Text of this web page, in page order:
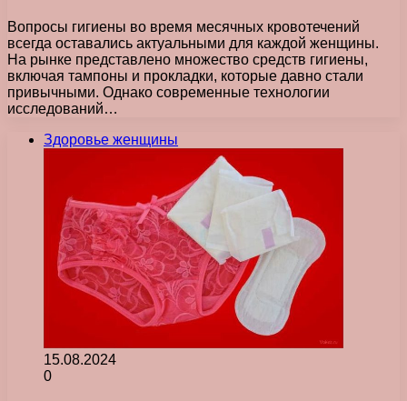
Вопросы гигиены во время месячных кровотечений
всегда оставались актуальными для каждой женщины.
На рынке представлено множество средств гигиены,
включая тампоны и прокладки, которые давно стали
привычными. Однако современные технологии
исследований…
Здоровье женщины
15.08.2024
0